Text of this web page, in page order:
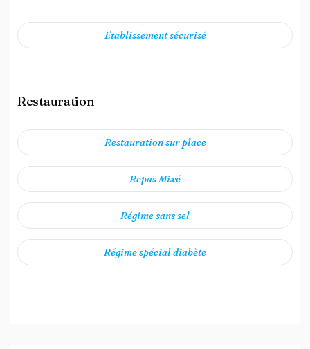
Etablissement sécurisé
Restauration
Restauration sur place
Repas Mixé
Régime sans sel
Régime spécial diabète